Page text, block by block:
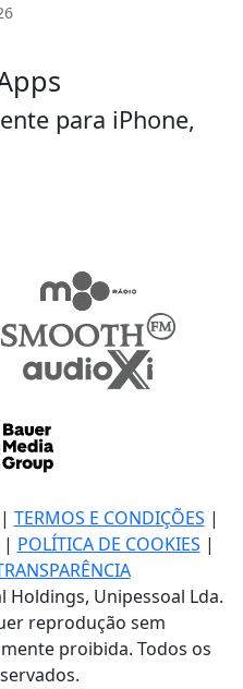
para iPhone,
TERMOS E CONDIÇÕES |
| POLÍTICA DE COOKIES |
Holdings, Unipessoal Lda.
reprodução sem
proibida. Todos os